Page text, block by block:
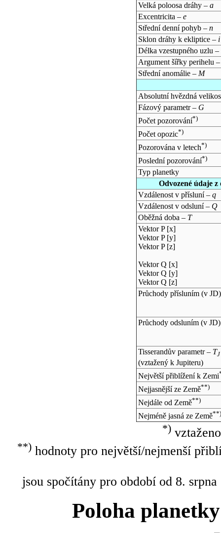
Velká poloosa dráhy – a
Excentricita – e
Střední denní pohyb – n
Sklon dráhy k ekliptice – i
Délka vzestupného uzlu –
Argument šířky perihelu
Střední anomálie – M
Absolutní hvězdná
Fázový parametr – G
Počet pozorování*)
Počet opozic*)
Pozorována v letech*)
Poslední pozorování*)
Typ planetky
Odvozené údaje
Vzdálenost v přísluní – q
Vzdálenost v odsluní – Q
Oběžná doba – T
Vektor P [x]
Vektor P [y]
Vektor P [z]
Vektor Q [x]
Vektor Q [y]
Vektor Q [z]
Průchody přísluním (v JD)
Průchody odsluním (v JD)
Tisserandův parametr – TJ
(vztažený k Jupiteru)
Největší přiblížení k Zemi
Nejjasnější ze Země**)
Nejdále od Země**)
Nejméně jasná ze Země**)
*)
**)hodnoty pro největší/nejmenší
jsou spočítány pro období od 8.
Poloha